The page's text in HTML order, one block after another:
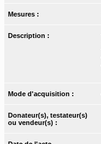
Mesures :
Description :
Mode d'acquisition :
Donateur(s), testateur(s)
ou vendeur(s) :